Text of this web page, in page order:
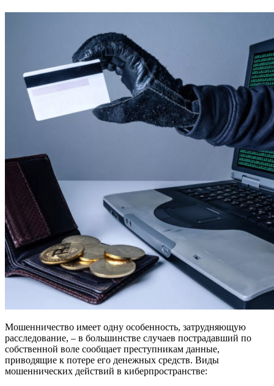
Мошенничество имеет одну особенность, затрудняющую
расследование, – в большинстве случаев пострадавший по
собственной воле сообщает преступникам данные,
приводящие к потере его денежных средств. Виды
мошеннических действий в киберпространстве: